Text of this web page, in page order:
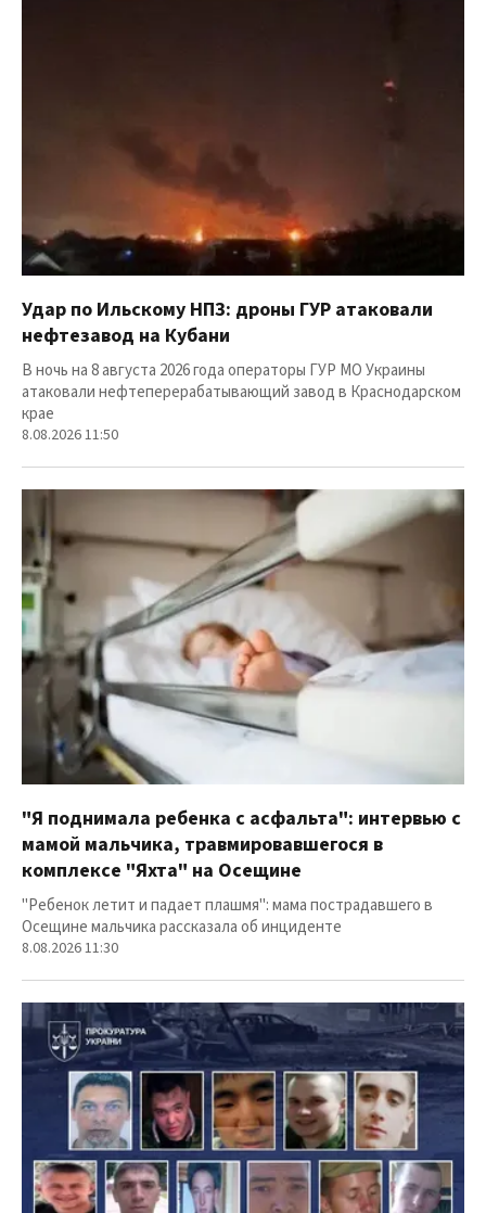
Удар по Ильскому НПЗ: дроны ГУР атаковали
нефтезавод на Кубани
В ночь на 8 августа 2026 года операторы ГУР МО Украины
атаковали нефтеперерабатывающий завод в Краснодарском
крае
8.08.2026 11:50
"Я поднимала ребенка с асфальта": интервью с
мамой мальчика, травмировавшегося в
комплексе "Яхта" на Осещине
"Ребенок летит и падает плашмя": мама пострадавшего в
Осещине мальчика рассказала об инциденте
8.08.2026 11:30